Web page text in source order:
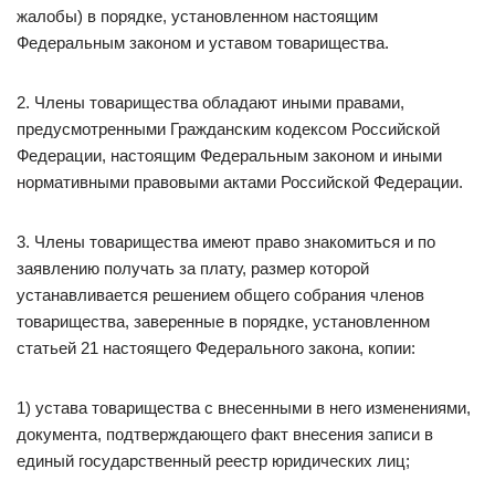
жалобы) в порядке, установленном настоящим
Федеральным законом и уставом товарищества.
2. Члены товарищества обладают иными правами,
предусмотренными Гражданским кодексом Российской
Федерации, настоящим Федеральным законом и иными
нормативными правовыми актами Российской Федерации.
3. Члены товарищества имеют право знакомиться и по
заявлению получать за плату, размер которой
устанавливается решением общего собрания членов
товарищества, заверенные в порядке, установленном
статьей 21 настоящего Федерального закона, копии:
1) устава товарищества с внесенными в него изменениями,
документа, подтверждающего факт внесения записи в
единый государственный реестр юридических лиц;